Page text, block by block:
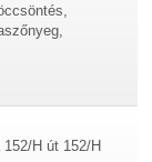
H út 152/H